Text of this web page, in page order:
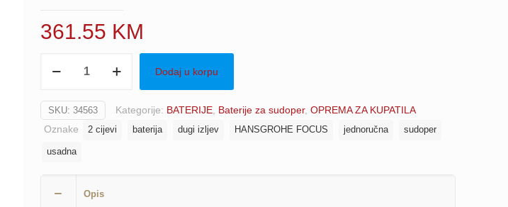
361.55 KM
cijevi
jednoručna
Dodaj u korpu
SKU: 34563 Kategorije: BATERIJE Baterije za sudoper, OPREMA ZA KUPATILA
Oznake
2 cijevi baterija dugi izljev HANSGROHE FOCUS jednoručna sudoper
usadna
Opis